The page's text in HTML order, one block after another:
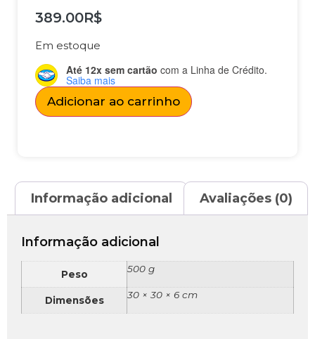
389.00R$
Em estoque
Até 12x sem cartão com a Linha de Crédito.
Saiba mais
Adicionar ao carrinho
Informação adicional Avaliações (0)
Informação adicional
Peso 500 g
Dimensões 30 × 30 × 6 cm